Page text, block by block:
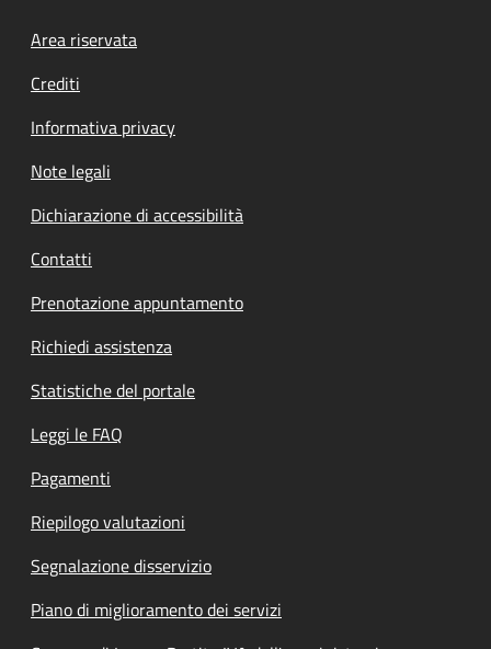
Footer menu
Area riservata
Crediti
Informativa privacy
Note legali
Dichiarazione di accessibilità
Contatti
Prenotazione appuntamento
Richiedi assistenza
Statistiche del portale
Leggi le FAQ
Pagamenti
Riepilogo valutazioni
Segnalazione disservizio
Piano di miglioramento dei servizi